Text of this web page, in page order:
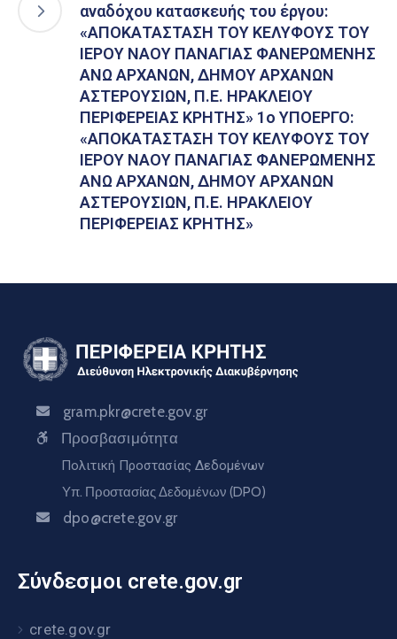
αναδόχου κατασκευής του έργου:
«ΑΠΟΚΑΤΑΣΤΑΣΗ ΤΟΥ ΚΕΛΥΦΟΥΣ ΤΟΥ
ΙΕΡΟΥ ΝΑΟΥ ΠΑΝΑΓΙΑΣ ΦΑΝΕΡΩΜΕΝΗΣ
ΑΝΩ ΑΡΧΑΝΩΝ, ΔΗΜΟΥ ΑΡΧΑΝΩΝ
ΑΣΤΕΡΟΥΣΙΩΝ, Π.Ε. ΗΡΑΚΛΕΙΟΥ
ΠΕΡΙΦΕΡΕΙΑΣ ΚΡΗΤΗΣ» 1o ΥΠΟΕΡΓΟ:
«ΑΠΟΚΑΤΑΣΤΑΣΗ ΤΟΥ ΚΕΛΥΦΟΥΣ ΤΟΥ
ΙΕΡΟΥ ΝΑΟΥ ΠΑΝΑΓΙΑΣ ΦΑΝΕΡΩΜΕΝΗΣ
ΑΝΩ ΑΡΧΑΝΩΝ, ΔΗΜΟΥ ΑΡΧΑΝΩΝ
ΑΣΤΕΡΟΥΣΙΩΝ, Π.Ε. ΗΡΑΚΛΕΙΟΥ
ΠΕΡΙΦΕΡΕΙΑΣ ΚΡΗΤΗΣ»
gram.pkr@crete.gov.gr
Προσβασιμότητα
Πολιτική Προστασίας Δεδομένων
Υπ. Προστασίας Δεδομένων (DPO)
dpo@crete.gov.gr
Σύνδεσμοι crete.gov.gr
crete.gov.gr